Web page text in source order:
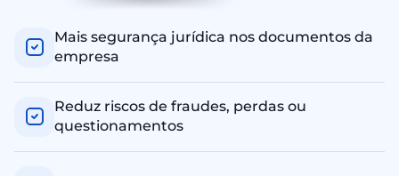
Mais segurança jurídica nos documentos da
empresa
Reduz riscos de fraudes, perdas ou
questionamentos